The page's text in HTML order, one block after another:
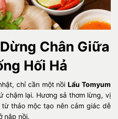
Chân Giữa
Hối Hả
chỉ cần một nồiLẩu Tomyum
chậm lại. Hương sả thơm lừng, vị
thảo mộc tạo nên cảm giác dễ
nắp nồi.